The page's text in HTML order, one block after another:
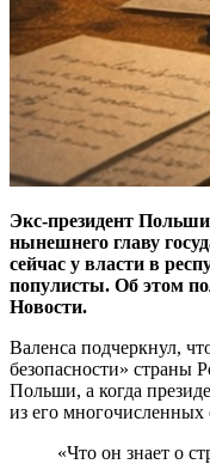
Экс-президент
нынешнего главу
сейчас у власти в
популисты. Об этом
Новости.
Валенса подчеркнул,
безопасности» страны
Польши, а когда
из его
«Что он знает о